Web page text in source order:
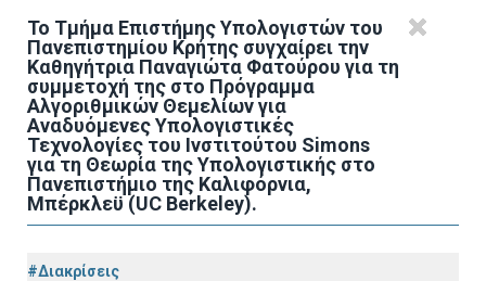
Το Τμήμα Επιστήμης Υπολογιστών του
Πανεπιστημίου Κρήτης συγχαίρει την
Καθηγήτρια Παναγιώτα Φατούρου για τη
συμμετοχή της στο Πρόγραμμα
Αλγοριθμικών Θεμελίων για
Αναδυόμενες Υπολογιστικές
Τεχνολογίες του Ινστιτούτου Simons
για τη Θεωρία της Υπολογιστικής στο
Πανεπιστήμιο της Καλιφόρνια,
Μπέρκλεϋ (UC Berkeley).
#Διακρίσεις